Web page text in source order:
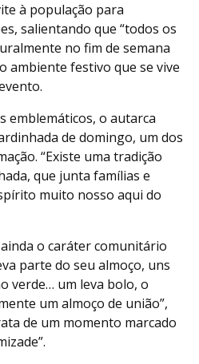
à população para
salientando que “todos os
no fim de semana
ambiente festivo que se vive
emblemáticos, o autarca
de domingo, um dos
“Existe uma tradição
que junta famílias e
muito nosso aqui do
o caráter comunitário
parte do seu almoço, uns
verde… um leva bolo, o
um almoço de união”,
de um momento marcado